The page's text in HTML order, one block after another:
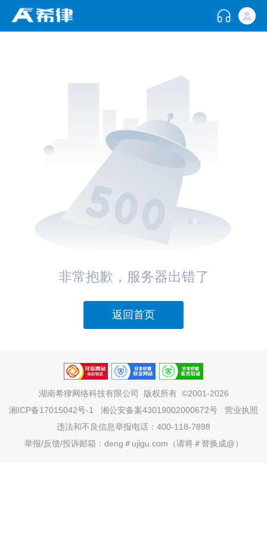
非常抱歉，服务器出错了
返回首页
湖南希律网络科技有限公司
版权所有 ©2001-2026
湘ICP备17015042号-1
湘公安备案43019002000672号
营业执照
违法和不良信息举报电话：400-118-7898
举报/反馈/投诉邮箱：deng＃ujigu.com（请将＃替换成@）